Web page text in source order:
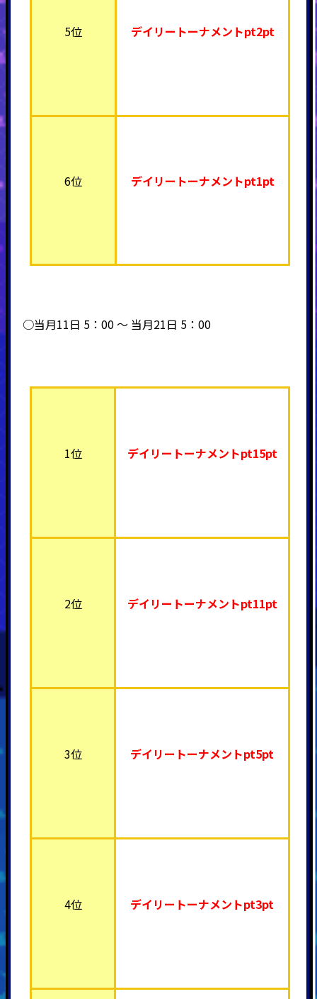
5位 デイリートーナメントpt2pt
6位 デイリートーナメントpt1pt
○当月11日 5：00 ～ 当月21日 5：00
1位 デイリートーナメントpt15pt
2位 デイリートーナメントpt11pt
3位 デイリートーナメントpt5pt
4位 デイリートーナメントpt3pt